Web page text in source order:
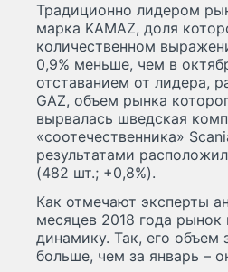
Традиционно лидером
марка KAMAZ, доля
количественном
0,9% меньше, чем в
отставанием от лидера,
GAZ, объем рынка
вырвалась шведская
«соотечественника»
результатами
(482 шт.; +0,8%).
Как отмечают эксперты
месяцев 2018 года
динамику. Так, его объем
больше, чем за январь –